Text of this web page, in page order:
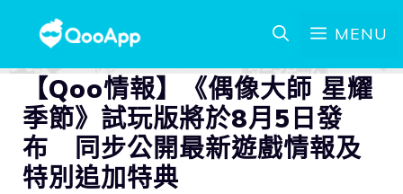
MENU
【Qoo情報】《偶像大師 星耀
季節》試玩版將於8月5日發
布 同步公開最新遊戲情報及
特別追加特典